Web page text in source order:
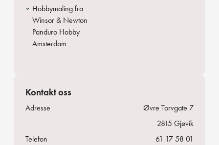
Hobbymaling fra
Winsor & Newton
Panduro Hobby
Amsterdam
Kontakt oss
Adresse
Øvre Torvgate 7
2815 Gjøvik
Telefon
61 17 58 01